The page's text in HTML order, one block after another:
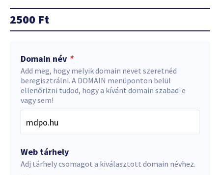
2500 Ft
Domain név *
Add meg, hogy melyik domain nevet szeretnéd
beregisztrálni. A DOMAIN menüponton belül
ellenőrizni tudod, hogy a kívánt domain szabad-e
vagy sem!
Web tárhely
Adj tárhely csomagot a kiválasztott domain névhez.